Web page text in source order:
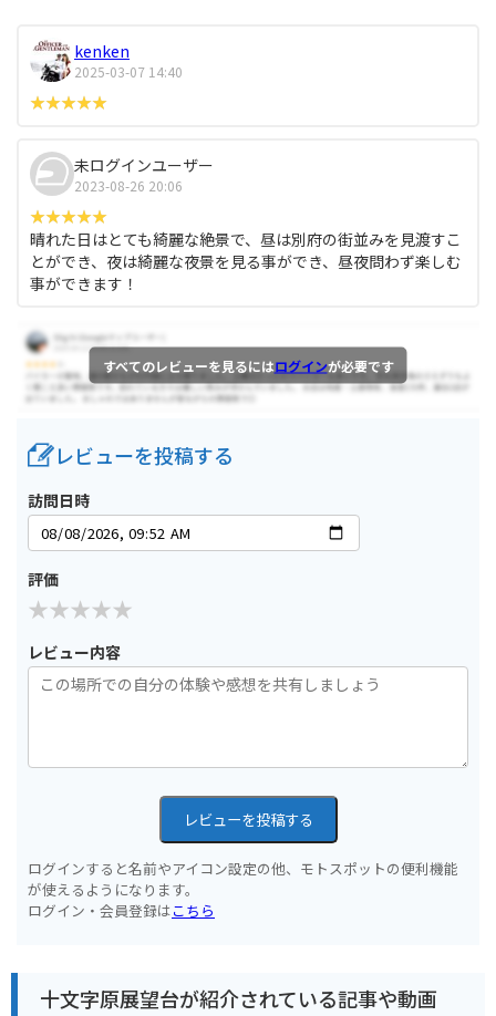
kenken
2025-03-07 14:40
未ログインユーザー
2023-08-26 20:06
晴れた日はとても綺麗な絶景で、昼は別府の街並みを見渡すこ
とができ、夜は綺麗な夜景を見る事ができ、昼夜問わず楽しむ
事ができます！
すべてのレビューを見るにはログインが必要です
レビューを投稿する
訪問日時
評価
レビュー内容
レビューを投稿する
ログインすると名前やアイコン設定の他、モトスポットの便利機能
が使えるようになります。
ログイン・会員登録はこちら
十文字原展望台が紹介されている記事や動画